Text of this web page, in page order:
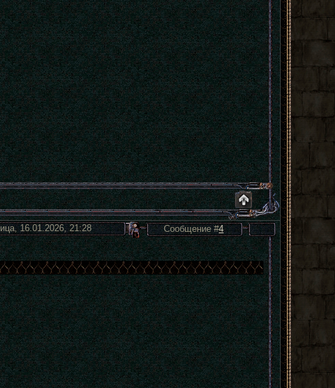
16.01.2026, 21:28 Сообщение #4